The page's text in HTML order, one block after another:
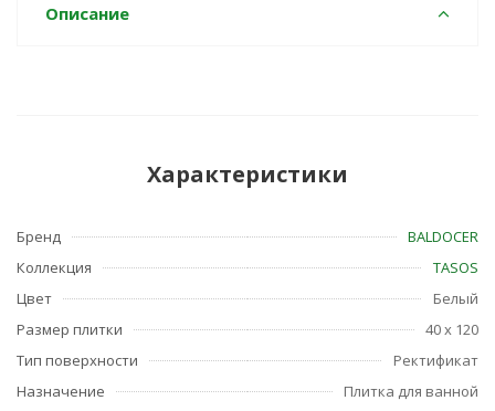
Описание
Характеристики
Бренд
BALDOCER
Коллекция
TASOS
Цвет
Белый
Размер плитки
40 x 120
Тип поверхности
Ректификат
Назначение
Плитка для ванной